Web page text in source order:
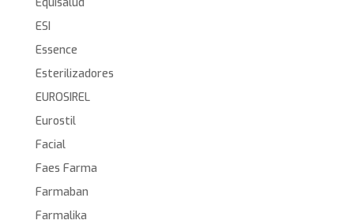
ESI
Essence
Esterilizadores
EUROSIREL
Eurostil
Facial
Faes Farma
Farmaban
Farmalika